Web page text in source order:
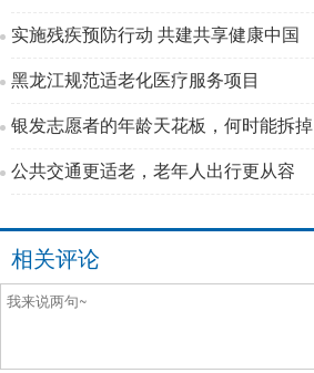
实施残疾预防行动 共建共享健康中国
黑龙江规范适老化医疗服务项目
银发志愿者的年龄天花板，何时能拆掉
公共交通更适老，老年人出行更从容
相关评论